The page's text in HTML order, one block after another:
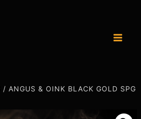
/ ANGUS & OINK BLACK GOLD SPG